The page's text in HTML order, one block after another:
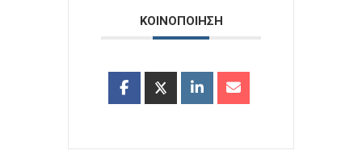
ΚΟΙΝΟΠΟΙΗΣΗ